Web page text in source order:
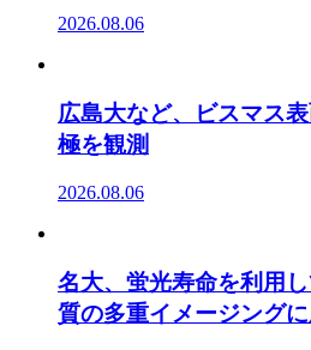
2026.08.06
広島大など、ビスマス
極を観測
2026.08.06
名大、蛍光寿命を利用
質の多重イメージング